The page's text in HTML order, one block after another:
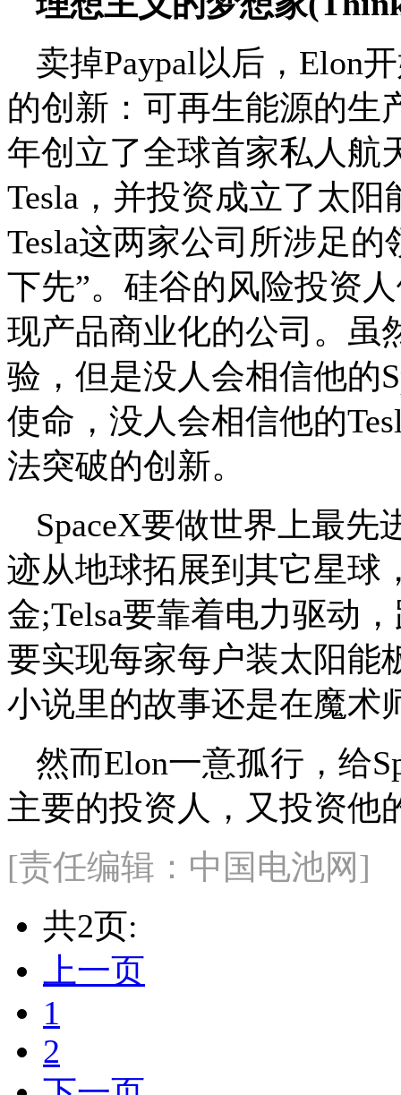
卖掉Paypal以后，Elon
的创新：可再生能源的生
年创立了全球首家私人航
Tesla，并投资成立了太阳
Tesla这两家公司所涉足
下先”。硅谷的风险投资
现产品商业化的公司。虽
验，但是没人会相信他的
使命，没人会相信他的
法突破的创新。
SpaceX要做世界上最
迹从地球拓展到其它星球
金;Telsa要靠着电力驱动
要实现每家每户装太阳能
小说里的故事还是在魔术
然而Elon一意孤行，给
主要的投资人，又投资他
[责任编辑：中国电池网]
共2页:
上一页
1
2